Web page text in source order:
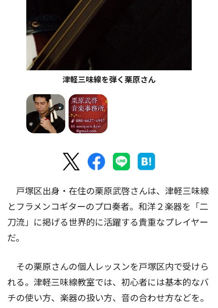
津軽三味線を弾く栗原さん
戸塚区出身・在住の栗原武啓さんは、津軽三味線
とフラメンコギターのプロ奏者。和洋２楽器を「二
刀流」に掲げる世界的に活躍する貴重なプレイヤー
だ。
その栗原さんの個人レッスンを戸塚区内で受けら
れる。津軽三味線教室では、初心者には基本的なバ
チの使い方、楽器の扱い方、音の合わせ方などを。